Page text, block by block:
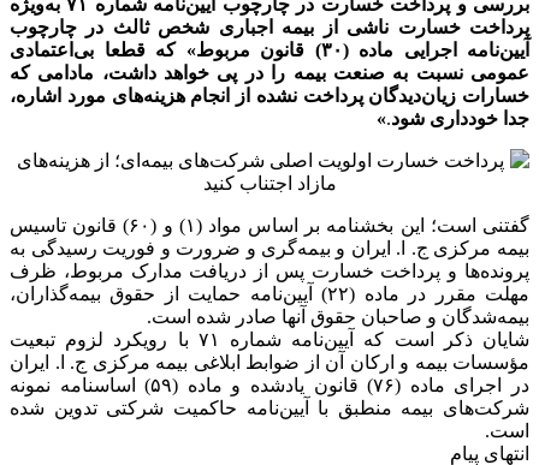
پرداخت خسارت ناشی از بیمه اجباری شخص ثالث در چارچوب
آیین‌نامه اجرایی ماده (۳۰) قانون مربوط» که قطعا بی‌اعتمادی
عمومی نسبت به صنعت بیمه را در پی خواهد داشت، مادامی که
خسارات زیان‌دیدگان پرداخت نشده از انجام هزینه‌های مورد اشاره،
جدا خودداری شود.
»
گفتنی است؛ این بخشنامه بر اساس مواد (۱) و (۶۰) قانون تاسیس
بیمه مرکزی ج. ا. ایران و بیمه‌گری و ضرورت و فوریت رسیدگی به
پرونده‌ها و پرداخت خسارت پس از دریافت مدارک مربوط، ظرف
مهلت مقرر در ماده (۲۲) آیین‌نامه حمایت از حقوق بیمه‌گذاران،
بیمه‌شدگان و صاحبان حقوق آنها صادر شده است.
شایان ذکر است که آیین‌نامه شماره ۷۱ با رویکرد لزوم تبعیت
مؤسسات بیمه و ارکان آن از ضوابط ابلاغی بیمه مرکزی ج. ا. ایران
در اجرای ماده (۷۶) قانون یادشده و ماده (۵۹) اساسنامه نمونه
شرکت‌های بیمه منطبق با آیین‌نامه حاکمیت شرکتی تدوین شده
است.
انتهای پیام